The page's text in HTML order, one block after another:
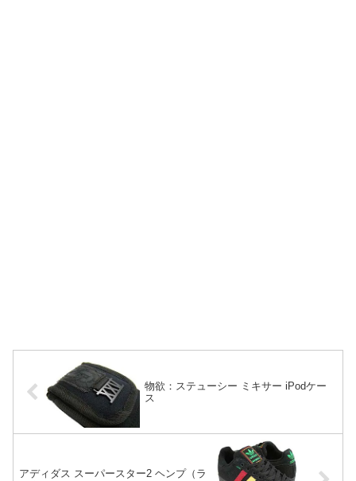
物欲：ステューシー ミキサー iPodケー
ス
アディダス スーパースター2 ヘンプ（ラ